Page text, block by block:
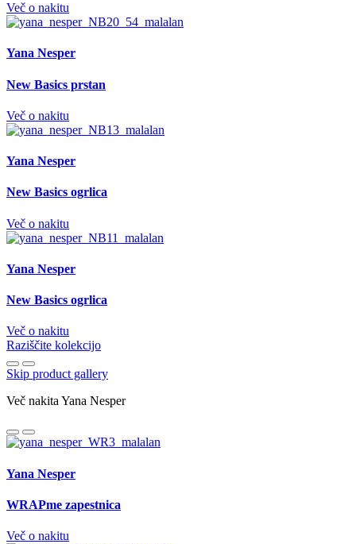
Več o nakitu
Yana Nesper
New Basics prstan
Več o nakitu
Yana Nesper
New Basics ogrlica
Več o nakitu
Yana Nesper
New Basics ogrlica
Več o nakitu
Raziščite kolekcijo
Skip product gallery
Več nakita Yana Nesper
Yana Nesper
WRAPme zapestnica
Več o nakitu